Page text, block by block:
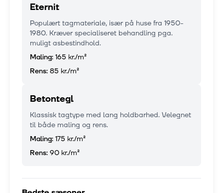
Eternit
Populært tagmateriale, især på huse fra 1950-
1980. Kræver specialiseret behandling pga.
muligt asbestindhold.
Maling: 165 kr./m²
Rens: 85 kr./m²
Betontegl
Klassisk tagtype med lang holdbarhed. Velegnet
til både maling og rens.
Maling: 175 kr./m²
Rens: 90 kr./m²